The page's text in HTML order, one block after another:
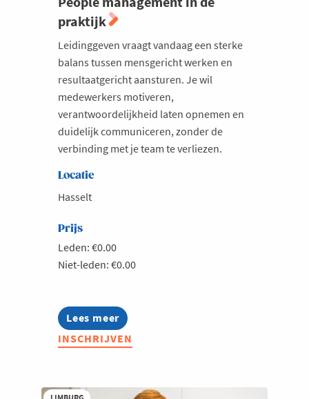
praktijk
Leidinggeven vraagt vandaag een sterke
balans tussen mensgericht werken en
resultaatgericht aansturen. Je wil
medewerkers motiveren,
verantwoordelijkheid laten opnemen en
duidelijk communiceren, zonder de
verbinding met je team te verliezen.
Locatie
Hasselt
Prijs
Leden: €0.00
Niet-leden: €0.00
Lees meer
about
People
management
INSCHRIJVEN